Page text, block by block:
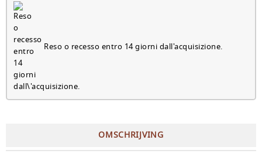
Reso o recesso entro 14 giorni dall'acquisizione.
OMSCHRIJVING